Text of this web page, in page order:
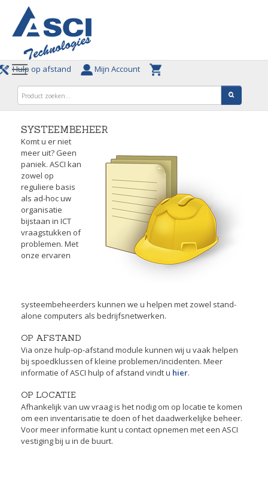
Hulp op afstand Mijn Account
SYSTEEMBEHEER
Komt u er niet
meer uit? Geen
paniek. ASCI kan
zowel op
reguliere basis
als ad-hoc uw
organisatie
bijstaan in ICT
vraagstukken of
problemen. Met
onze ervaren
systeembeheerders kunnen we u helpen met zowel stand-
alone computers als bedrijfsnetwerken.
OP AFSTAND
Via onze hulp-op-afstand module kunnen wij u vaak helpen
bij spoedklussen of kleine problemen/incidenten. Meer
informatie of ASCI hulp of afstand vindt u hier.
OP LOCATIE
Afhankelijk van uw vraag is het nodig om op locatie te komen
om een inventarisatie te doen of het daadwerkelijke beheer.
Voor meer informatie kunt u contact opnemen met een ASCI
vestiging bij u in de buurt.